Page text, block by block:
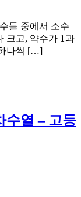
들 중에서 소수
크고, 약수가 1과
나씩 […]
수열 – 고등